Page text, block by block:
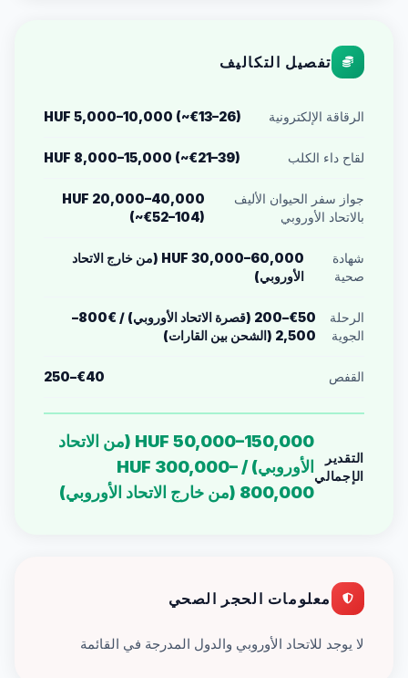
تفصيل التكاليف
الرقاقة الإلكترونية HUF 5,000–10,000 (~€13–26)
لقاح داء الكلب HUF 8,000–15,000 (~€21–39)
جواز سفر الحيوان الأليف
بالاتحاد الأوروبي
HUF 20,000–40,000
(~€52–104)
شهادة
صحية
HUF 30,000–60,000 (من خارج الاتحاد
الأوروبي)
الرحلة
الجوية
€50–200 (قصرة الاتحاد الأوروبي) / €800–
2,500 (الشحن بين القارات)
القفص €40–250
التقدير
الإجمالي
HUF 50,000–150,000 (من الاتحاد
الأوروبي) / HUF 300,000–
800,000 (من خارج الاتحاد الأوروبي)
معلومات الحجر الصحي
لا يوجد للاتحاد الأوروبي والدول المدرجة في القائمة